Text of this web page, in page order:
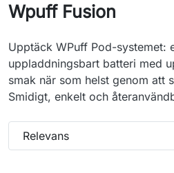
Wpuff Fusion
Upptäck WPuff Pod-systemet:
uppladdningsbart batteri med
smak när som helst genom att
Smidigt, enkelt och
Relevans